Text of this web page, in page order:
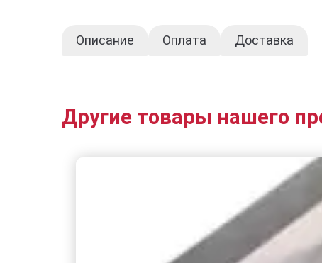
Описание Оплата Доставка
Другие товары нашего